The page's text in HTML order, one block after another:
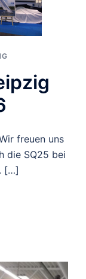
freuen uns
die SQ25 bei
[…]